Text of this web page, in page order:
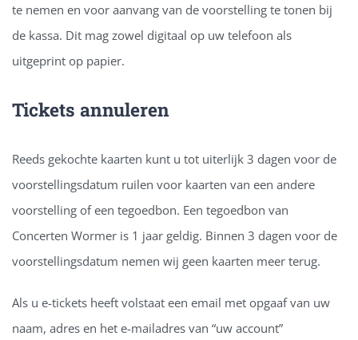
te nemen en voor aanvang van de voorstelling te tonen bij
de kassa. Dit mag zowel digitaal op uw telefoon als
uitgeprint op papier.
Tickets annuleren
Reeds gekochte kaarten kunt u tot uiterlijk 3 dagen voor de
voorstellingsdatum ruilen voor kaarten van een andere
voorstelling of een tegoedbon. Een tegoedbon van
Concerten Wormer is 1 jaar geldig. Binnen 3 dagen voor de
voorstellingsdatum nemen wij geen kaarten meer terug.
Als u e-tickets heeft volstaat een email met opgaaf van uw
naam, adres en het e-mailadres van “uw account”